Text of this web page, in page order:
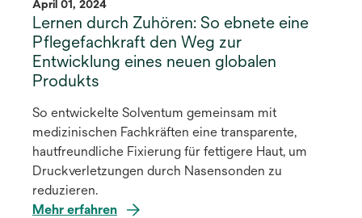
April 01, 2024
Lernen durch Zuhören: So ebnete eine
Pflegefachkraft den Weg zur
Entwicklung eines neuen globalen
Produkts
So entwickelte Solventum gemeinsam mit
medizinischen Fachkräften eine transparente,
hautfreundliche Fixierung für fettigere Haut, um
Druckverletzungen durch Nasensonden zu
reduzieren.
Mehr erfahren